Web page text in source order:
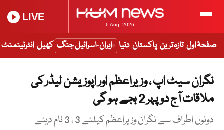
6 Aug, 2026
LIVE
صفحۂ اول تازہ ترین پاکستان دنیا ایران-اسرائیل جنگ کھیل انٹرٹینمنٹ
نگران سیٹ اپ ، وزیراعظم اور اپوزیشن لیڈر کی
ملاقات آج دوپہر 2 بجے ہو گی
دونوں اطراف سے نگران وزیراعظم کیلئے 3 ، 3 نام دیئے